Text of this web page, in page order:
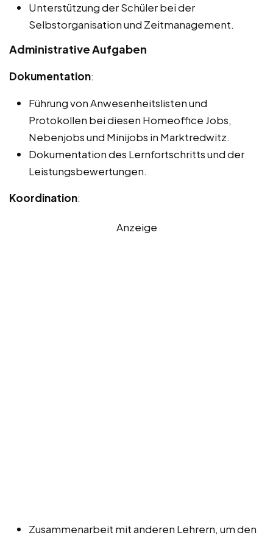
Unterstützung der Schüler bei der
Selbstorganisation und Zeitmanagement.
Administrative Aufgaben
Dokumentation:
Führung von Anwesenheitslisten und
Protokollen bei diesen Homeoffice Jobs,
Nebenjobs und Minijobs in Marktredwitz.
Dokumentation des Lernfortschritts und der
Leistungsbewertungen.
Koordination:
Anzeige
Zusammenarbeit mit anderen Lehrern, um den